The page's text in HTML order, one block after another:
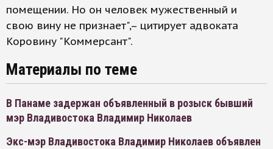
помещении. Но он человек мужественный и
свою вину не признает",– цитирует адвоката
Коровину "Коммерсант".
Материалы по теме
В Панаме задержан объявленный в розыск бывший
мэр Владивостока Владимир Николаев
Экс-мэр Владивостока Владимир Николаев объявлен